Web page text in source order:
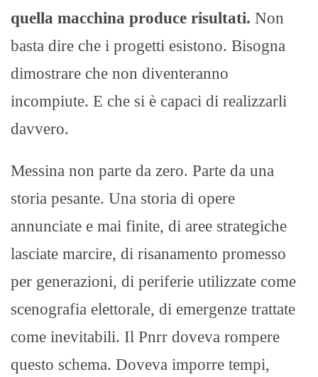
quella macchina produce risultati. Non
basta dire che i progetti esistono. Bisogna
dimostrare che non diventeranno
incompiute. E che si è capaci di realizzarli
davvero.
Messina non parte da zero. Parte da una
storia pesante. Una storia di opere
annunciate e mai finite, di aree strategiche
lasciate marcire, di risanamento promesso
per generazioni, di periferie utilizzate come
scenografia elettorale, di emergenze trattate
come inevitabili. Il Pnrr doveva rompere
questo schema. Doveva imporre tempi,